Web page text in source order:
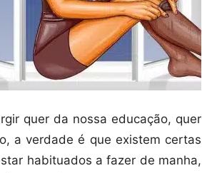
quer da nossa educação, quer
a verdade é que existem certas
habituados a fazer de manha,